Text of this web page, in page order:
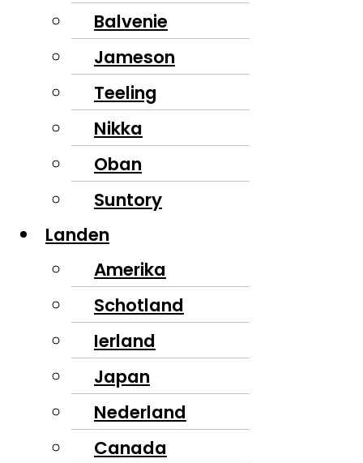
Balvenie
Jameson
Teeling
Nikka
Oban
Suntory
Landen
Amerika
Schotland
Ierland
Japan
Nederland
Canada